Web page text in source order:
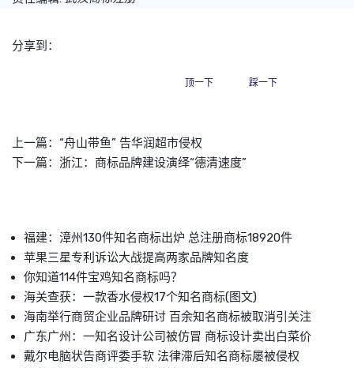
分享到：
顶一下 踩一下
上一篇： “舟山带鱼” 告华润超市侵权
下一篇： 浙江：商标品牌建设演绎“德清速度”
福建：漳州130件知名商标出炉 总注册商标18920件
苹果三星专利诉讼大战提高两家品牌知名度
你知道114件宝鸡知名商标吗？
海关查获：一款香水侵权17个知名商标(图文)
海南举行商贸企业品牌研讨 百余知名商标被取消引关注
广东广州：一知名设计公司被仿冒 商标设计卖出白菜价
戴尔电脑状告商评委手软 法律滞后知名商标屡被侵权